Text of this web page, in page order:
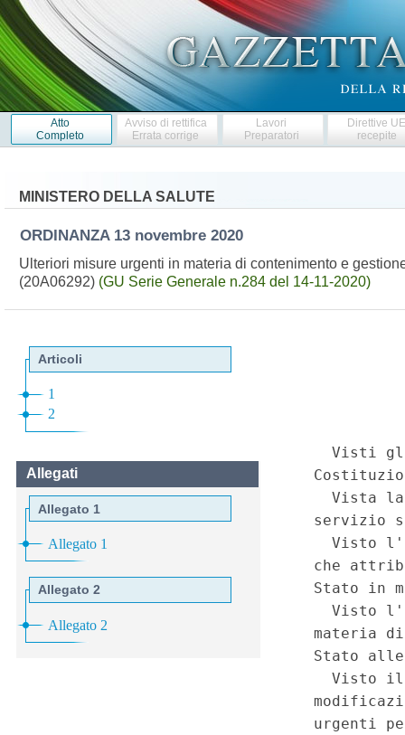
Atto
Completo
Avviso di rettifica
Errata corrige
Lavori
Preparatori
Direttive
recepite
MINISTERO DELLA SALUTE
ORDINANZA 13 novembre 2020
Ulteriori misure urgenti in materia di contenimento e
(20A06292) (GU Serie Generale n.284 del 14-11-2020)